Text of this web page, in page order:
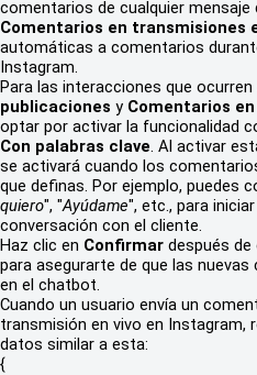
comentarios de cualquier mensaje
Comentarios en transmisiones
automáticas a comentarios
Instagram.
Para las interacciones que ocurren
publicaciones y Comentarios
optar por activar la funcionalidad
Con palabras clave. Al activar
se activará cuando los
que definas. Por ejemplo, puedes
quiero", "Ayúdame", etc., para
conversación con el cliente.
Haz clic en Confirmar después
para asegurarte de que las
en el chatbot.
Cuando un usuario envía un
transmisión en vivo en Instagram,
datos similar a esta:
{